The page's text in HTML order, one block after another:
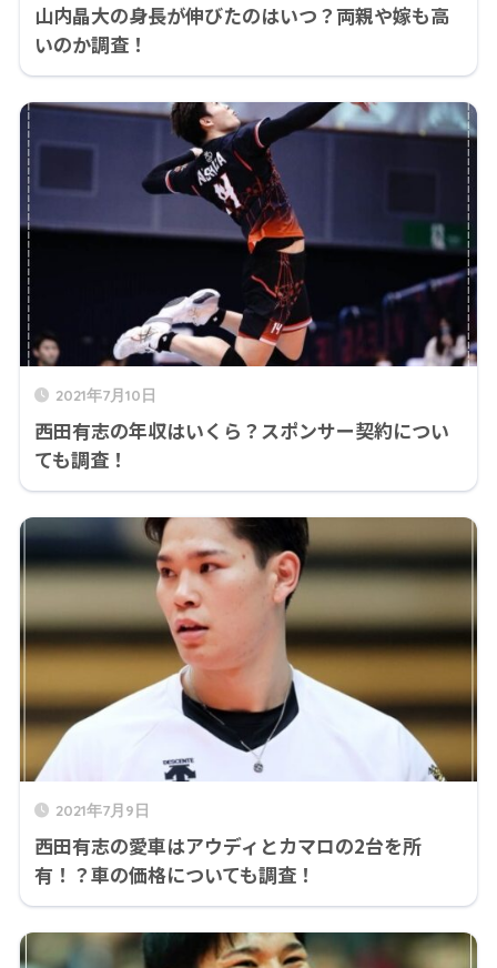
山内晶大の身長が伸びたのはいつ？両親や嫁も高
いのか調査！
2021年7月10日
西田有志の年収はいくら？スポンサー契約につい
ても調査！
2021年7月9日
西田有志の愛車はアウディとカマロの2台を所
有！？車の価格についても調査！